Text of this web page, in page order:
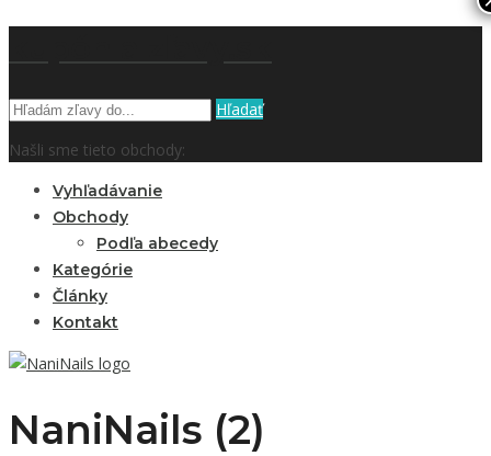
Hľadať
Našli sme tieto obchody:
Vyhľadávanie
Obchody
Podľa abecedy
Kategórie
Články
Kontakt
NaniNails (2)